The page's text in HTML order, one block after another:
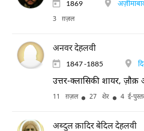
1869
3 ग़ज़ल
अनवर देहलवी
1847 -1885
उत्तर-क्लासिकी शायर, ज़ौक़
11 ग़ज़ल 27 शेर 4 ई-
अब्दुल क़ादिर बेदिल देहलवी